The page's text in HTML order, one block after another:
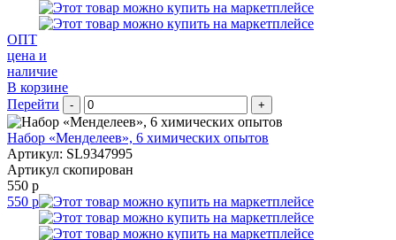
ОПТ
цена и
наличие
В корзине
Перейти
- +
Набор «Менделеев», 6 химических опытов
Артикул: SL9347995
Артикул скопирован
550 р
550 р